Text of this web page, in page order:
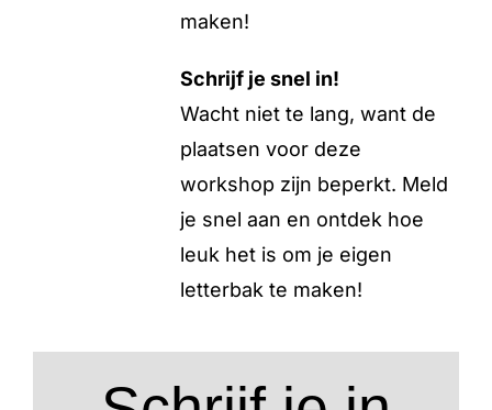
maken!
Schrijf je snel in!
Wacht niet te lang, want de
plaatsen voor deze
workshop zijn beperkt. Meld
je snel aan en ontdek hoe
leuk het is om je eigen
letterbak te maken!